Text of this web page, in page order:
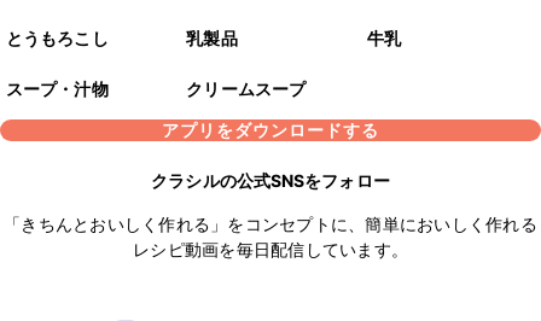
とうもろこし 乳製品 牛乳
スープ・汁物
クリームスープ
アプリをダウンロードする
クラシルの公式SNSをフォロー
「きちんとおいしく作れる」をコンセプトに、簡単においしく作れる
レシピ動画を毎日配信しています。